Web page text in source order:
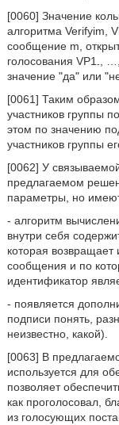
[0060] Значение
алгоритма Verifyim,
сообщение m,
голосования VP1 -
,
значение "да" или
[0061] Таким
участников группы
этом по значению
участников группы
[0062] У
предлагаемом
параметры, но
- алгоритм
внутри себя
которая возвращает
сообщения и по
идентификатор
- появляется
подписи понять,
неизвестно, какой).
[0063] В
используется для
позволяет
как проголосовал,
из голосующих